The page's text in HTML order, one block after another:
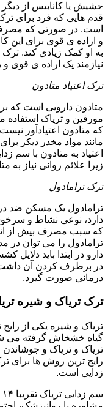
حشیش یا کانابیس از
قدم هایی که فرد برای
است. در صورتی که مصرف
و اراده ی قوی برای این
به او کمک زیادی کند.
نیازمند یک اراده ی قوی
ترک اعتیاد متادون
متادون دارویی است که
مورفین و تریاک
که متادون اعتیادآور
مانند مواد مخدر دیکر
اعتیاد به متادون با سم
زیرا علائم روانی نیاز به
ترک ترامادول
ترامادول یک مسکن ضد
دارد، نوعی نشاط و
که سبب مصرف بیش از
ترامادول را می توان در
دارو در ابتدا باید
در برطرف کردن آن داشت.
درمانی صورت گیرد.
ترک تریاک و شیره
تریاک و شیره یکی از
گیاه خشخاش گرفته می
تریاک و تریاک و
رایج ترین روش ها برای
زدایی است.